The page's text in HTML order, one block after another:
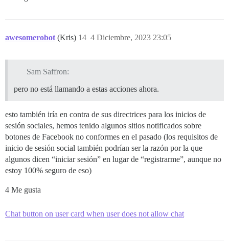
awesomerobot (Kris) 4 Diciembre, 2023 23:05
14
Sam Saffron:
pero no está llamando a estas acciones ahora.
esto también iría en contra de sus directrices para los inicios de
sesión sociales, hemos tenido algunos sitios notificados sobre
botones de Facebook no conformes en el pasado (los requisitos de
inicio de sesión social también podrían ser la razón por la que
algunos dicen “iniciar sesión” en lugar de “registrarme”, aunque no
estoy 100% seguro de eso)
4 Me gusta
Chat button on user card when user does not allow chat